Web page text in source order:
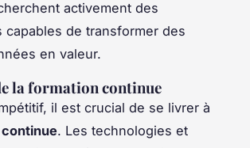
activement des
capables de transformer des
en valeur.
la formation continue
il est crucial de se livrer à
. Les technologies et